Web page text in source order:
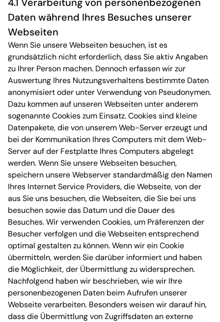
Daten während Ihres Besuches unserer
Webseiten
Wenn Sie unsere Webseiten besuchen, ist es
grundsätzlich nicht erforderlich, dass Sie aktiv Angaben
zu Ihrer Person machen. Dennoch erfassen wir zur
Auswertung Ihres Nutzungsverhaltens bestimmte Daten
anonymisiert oder unter Verwendung von Pseudonymen.
Dazu kommen auf unseren Webseiten unter anderem
sogenannte Cookies zum Einsatz. Cookies sind kleine
Datenpakete, die von unserem Web-Server erzeugt und
bei der Kommunikation Ihres Computers mit dem Web-
Server auf der Festplatte Ihres Computers abgelegt
werden. Wenn Sie unsere Webseiten besuchen,
speichern unsere Webserver standardmäßig den Namen
Ihres Internet Service Providers, die Webseite, von der
aus Sie uns besuchen, die Webseiten, die Sie bei uns
besuchen sowie das Datum und die Dauer des
Besuches. Wir verwenden Cookies, um Präferenzen der
Besucher verfolgen und die Webseiten entsprechend
optimal gestalten zu können. Wenn wir ein Cookie
übermitteln, werden Sie darüber informiert und haben
die Möglichkeit, der Übermittlung zu widersprechen.
Nachfolgend haben wir beschrieben, wie wir Ihre
personenbezogenen Daten beim Aufrufen unserer
Webseite verarbeiten. Besonders weisen wir darauf hin,
dass die Übermittlung von Zugriffsdaten an externe